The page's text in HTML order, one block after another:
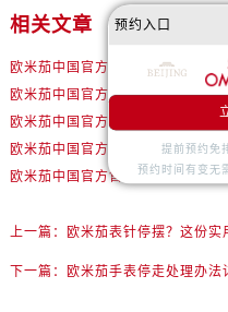
相关文章
欧米茄中
欧米茄中国官方售后服
欧米茄中国官方售后服务中心
欧米茄中国官方售后
上一篇： 欧米茄表针停摆？这份实
下一篇： 欧米茄手表停走处理办法
预约入口
提前预约免
预约时间有变无